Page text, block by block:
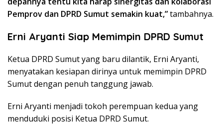
Pemprov dan DPRD Sumut semakin kuat,”tambahnya.
Erni Aryanti Siap Memimpin DPRD Sumut
Ketua DPRD Sumut yang baru dilantik, Erni Aryanti,
menyatakan kesiapan dirinya untuk memimpin DPRD
Sumut dengan penuh tanggung jawab.
Erni Aryanti menjadi tokoh perempuan kedua yang
menduduki posisi Ketua DPRD Sumut.